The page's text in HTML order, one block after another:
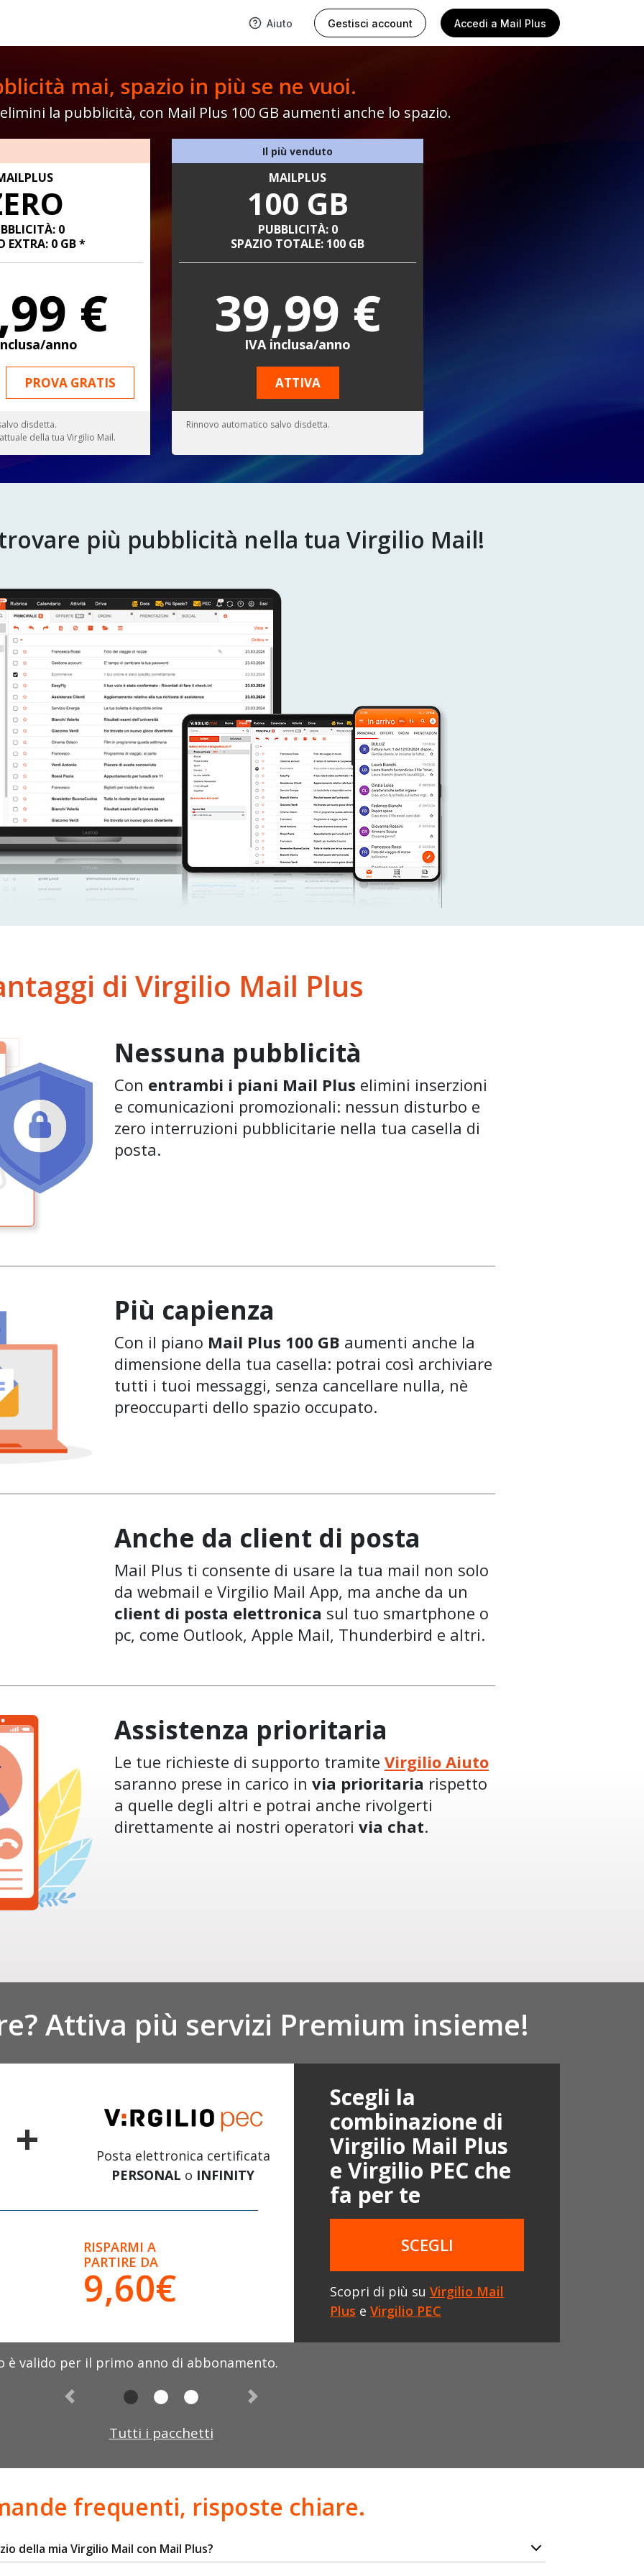
Aiuto Gestisci account Accedi a Mail Plus
mai, spazio in più se ne vuoi.
la pubblicità, con Mail Plus 100 GB aumenti anche lo spazio.
0
EXTRA: 0 GB *
€
anno
PROVA GRATIS
disdetta.
della tua Virgilio Mail.
Il più venduto
MAILPLUS
100 GB
PUBBLICITÀ: 0
SPAZIO TOTALE: 100 GB
39,99 €
IVA inclusa/anno
ATTIVA
Rinnovo automatico salvo disdetta.
più pubblicità nella tua Virgilio Mail!
di Virgilio Mail Plus
Nessuna pubblicità
Con entrambi i piani Mail Plus elimini inserzioni
e comunicazioni promozionali: nessun disturbo e
zero interruzioni pubblicitarie nella tua casella di
posta.
Più capienza
Con il piano Mail Plus 100 GB aumenti anche la
dimensione della tua casella: potrai così archiviare
tutti i tuoi messaggi, senza cancellare nulla, nè
preoccuparti dello spazio occupato.
Anche da client di posta
Mail Plus ti consente di usare la tua mail non solo
da webmail e Virgilio Mail App, ma anche da un
client di posta elettronica sul tuo smartphone o
pc, come Outlook, Apple Mail, Thunderbird e altri.
Assistenza prioritaria
Le tue richieste di supporto tramite Virgilio Aiuto
saranno prese in carico in via prioritaria rispetto
a quelle degli altri e potrai anche rivolgerti
direttamente ai nostri operatori via chat.
Attiva più servizi Premium insieme!
+
Posta elettronica certificata
PERSONAL o INFINITY
RISPARMI A
PARTIRE DA
9,60€
Scegli la
combinazione di
Virgilio Mail Plus
e Virgilio PEC che
fa per te
SCEGLI
Scopri di più su Virgilio Mail
Plus e Virgilio PEC
valido per il primo anno di abbonamento.
Precedente
Tutti i pacchetti
frequenti, risposte chiare.
della mia Virgilio Mail con Mail Plus?​